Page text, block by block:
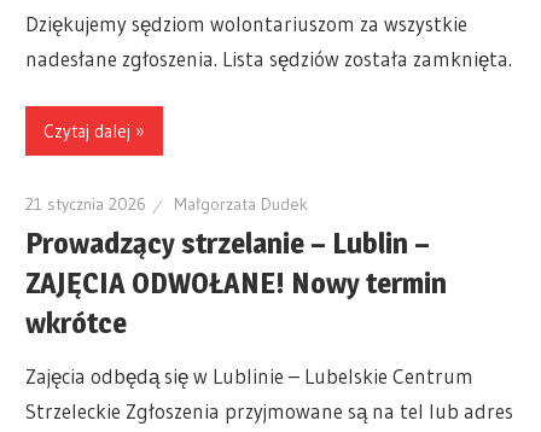
Dziękujemy sędziom wolontariuszom za wszystkie
nadesłane zgłoszenia. Lista sędziów została zamknięta.
Czytaj dalej »
21 stycznia 2026 Małgorzata Dudek
Prowadzący strzelanie – Lublin –
ZAJĘCIA ODWOŁANE! Nowy termin
wkrótce
Zajęcia odbędą się w Lublinie – Lubelskie Centrum
Strzeleckie Zgłoszenia przyjmowane są na tel lub adres